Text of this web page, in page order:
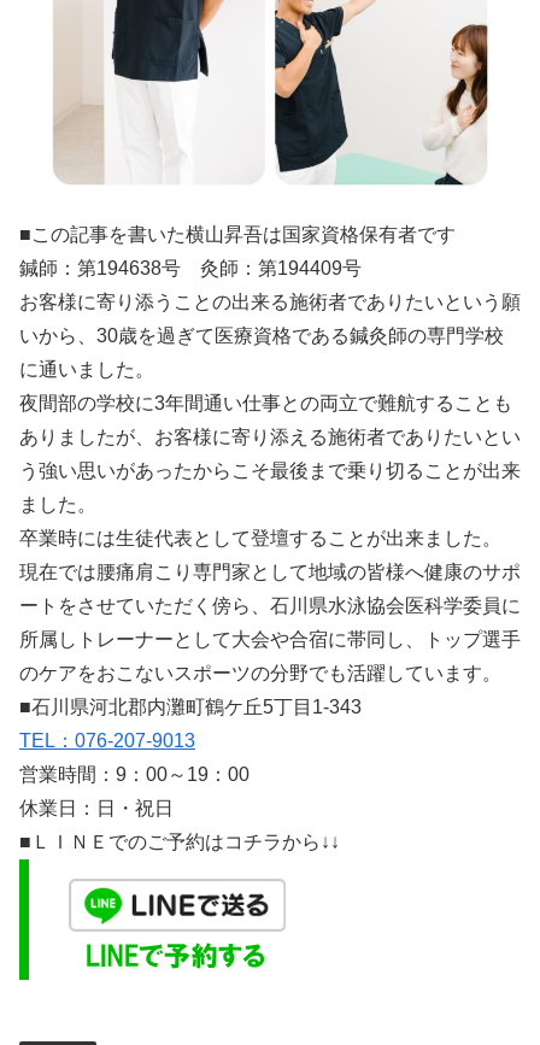
■この記事を書いた横山昇吾は国家資格保有者です
鍼師：第194638号 灸師：第194409号
お客様に寄り添うことの出来る施術者でありたいという願
いから、30歳を過ぎて医療資格である鍼灸師の専門学校
に通いました。
夜間部の学校に3年間通い仕事との両立で難航することも
ありましたが、お客様に寄り添える施術者でありたいとい
う強い思いがあったからこそ最後まで乗り切ることが出来
ました。
卒業時には生徒代表として登壇することが出来ました。
現在では腰痛肩こり専門家として地域の皆様へ健康のサポ
ートをさせていただく傍ら、石川県水泳協会医科学委員に
所属しトレーナーとして大会や合宿に帯同し、トップ選手
のケアをおこないスポーツの分野でも活躍しています。
■石川県河北郡内灘町鶴ケ丘5丁目1-343
TEL：076-207-9013
営業時間：9：00～19：00
休業日：日・祝日
■ＬＩＮＥでのご予約はコチラから↓↓